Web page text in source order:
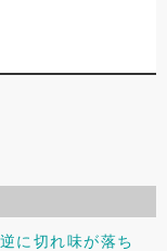
に切れ味が落ち